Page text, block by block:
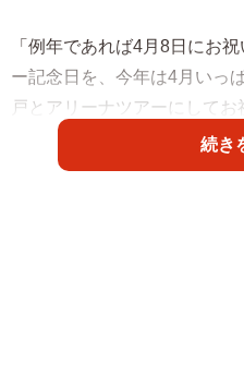
「例年であれば4月8日にお
ー記念日を、今年は4月いっ
戸とアリーナツアーにして
シャルなプレゼントをいた
中の全国ツアー「ayumi
続き